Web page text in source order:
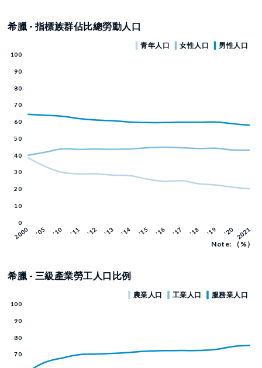
希臘 - 指標族群佔比總勞動人口
Note: （%）
希臘 - 三級產業勞工人口比例